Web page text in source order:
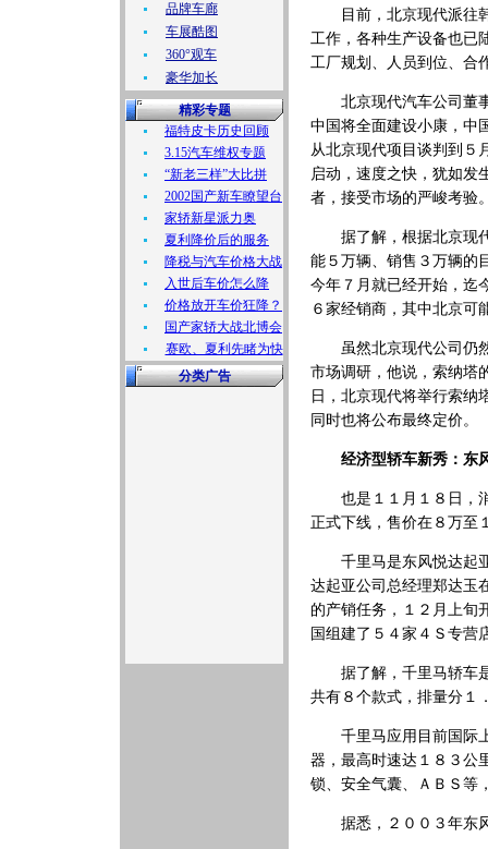
品牌车廊
车展酷图
360°观车
豪华加长
精彩专题
福特皮卡历史回顾
3.15汽车维权专题
“新老三样”大比拼
2002国产新车瞭望台
家轿新星派力奥
夏利降价后的服务
降税与汽车价格大战
入世后车价怎么降
价格放开车价狂降？
国产家轿大战北博会
赛欧、夏利先睹为快
分类广告
目前，北京现代派往韩
工作，各种生产设备也已
工厂规划、人员到位、合
北京现代汽车公司董事
中国将全面建设小康，中
从北京现代项目谈判到５
启动，速度之快，犹如发
者，接受市场的严峻考验
据了解，根据北京现代
能５万辆、销售３万辆的
今年７月就已经开始，迄
６家经销商，其中北京可
虽然北京现代公司仍然
市场调研，他说，索纳塔
日，北京现代将举行索纳
同时也将公布最终定价。
经济型轿车新秀：东
也是１１月１８日，消
正式下线，售价在８万至
千里马是东风悦达起亚
达起亚公司总经理郑达玉
的产销任务，１２月上旬
国组建了５４家４Ｓ专营
据了解，千里马轿车是
共有８个款式，排量分１
千里马应用目前国际上
器，最高时速达１８３公
锁、安全气囊、ＡＢＳ等
据悉，２００３年东风